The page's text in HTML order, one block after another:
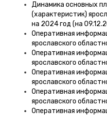
Динамика основных
(характеристик)
на 2024 год (на
Оперативная
ярославского
Оперативная
ярославского
Оперативная
ярославского
Оперативная
ярославского
Оперативная